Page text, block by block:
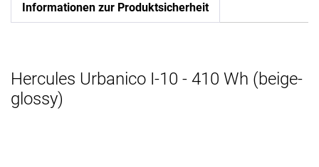
Informationen zur Produktsicherheit
Hercules Urbanico I-10 - 410 Wh (beige-
glossy)